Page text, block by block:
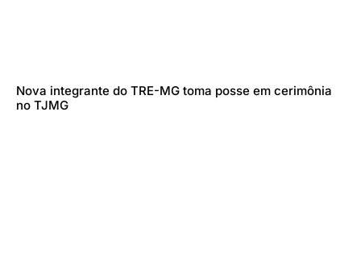
Nova integrante do TRE-MG toma posse em cerimônia
no TJMG